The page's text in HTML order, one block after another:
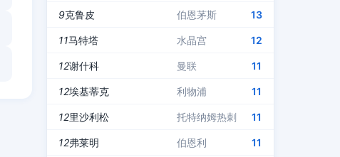
9克鲁皮 伯恩茅斯 13
11马特塔 水晶宫 12
12谢什科 曼联 11
12埃基蒂克 利物浦 11
12里沙利松 托特纳姆热刺 11
12弗莱明 伯恩利 11